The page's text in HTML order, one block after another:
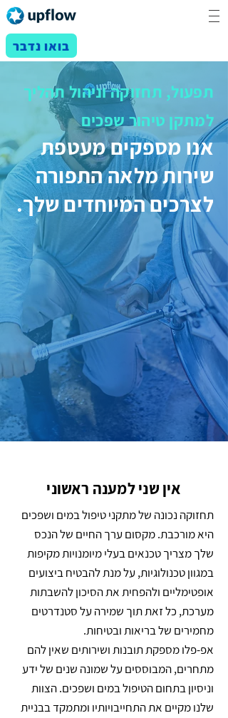
בואו נדבר
תפעול, תחזוקה וניהול תהליך
למתקן טיהור שפכים
אנו מספקים מעטפת
שירות מלאה התפורה
לצרכים המיוחדים שלך.
אין שני למענה ראשוני
תחזוקה נכונה של מתקני טיפול במים ושפכים
היא מורכבת. מקסום ערך החיים של הנכס
שלך מצריך טכנאים בעלי מיומנויות מקיפות
במגוון טכנולוגיות, על מנת להבטיח ביצועים
אופטימליים ולהפחית את הסיכון להשבתות
מערכת, כל זאת תוך שמירה על סטנדרטים
מחמירים של בריאות ובטיחות.
אפ-פלו מספקת תובנות ושירותים שאין להם
מתחרים, המבוססים על שמונה שנים של ידע
וניסיון בתחום הטיפול במים ושפכים. הצוות
שלנו מקיים את התחייבויותיו ומתמקד בבניית